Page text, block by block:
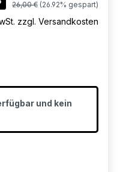
Regulärer Preis:
26,00 € (26.92% gespart)
zzgl. Versandkosten
und kein